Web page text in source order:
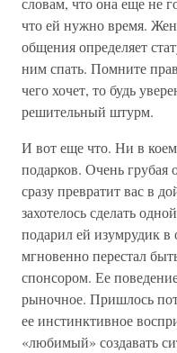
что ей нужно время.
общения определяет
ним спать. Помните
чего хочет, то будь
решительный штурм.
И вот еще что. Ни в
подарков. Очень
сразу превратит вас в
захотелось сделать
подарил ей изумрудик
мгновенно перестал
спонсором. Ее
рыночное. Пришлось
ее инстинктивное
«любимый» создавать